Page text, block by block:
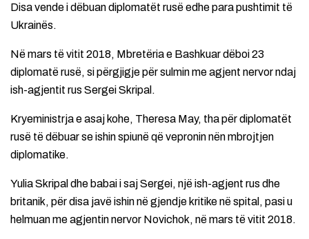
Disa vende i dëbuan diplomatët rusë edhe para pushtimit të
Ukrainës.
Në mars të vitit 2018, Mbretëria e Bashkuar dëboi 23
diplomatë rusë, si përgjigje për sulmin me agjent nervor ndaj
ish-agjentit rus Sergei Skripal.
Kryeministrja e asaj kohe, Theresa May, tha për diplomatët
rusë të dëbuar se ishin spiunë që vepronin nën mbrojtjen
diplomatike.
Yulia Skripal dhe babai i saj Sergei, një ish-agjent rus dhe
britanik, për disa javë ishin në gjendje kritike në spital, pasi u
helmuan me agjentin nervor Novichok, në mars të vitit 2018.